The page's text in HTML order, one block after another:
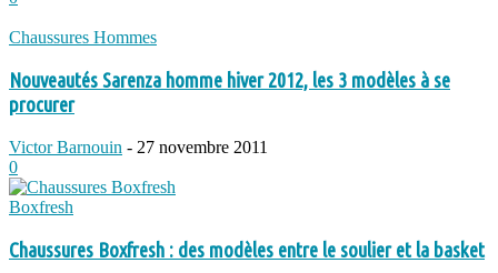
Chaussures Hommes
Nouveautés Sarenza homme hiver 2012, les 3 modèles à se
procurer
Victor Barnouin - 27 novembre 2011
0
Boxfresh
Chaussures Boxfresh : des modèles entre le soulier et la basket